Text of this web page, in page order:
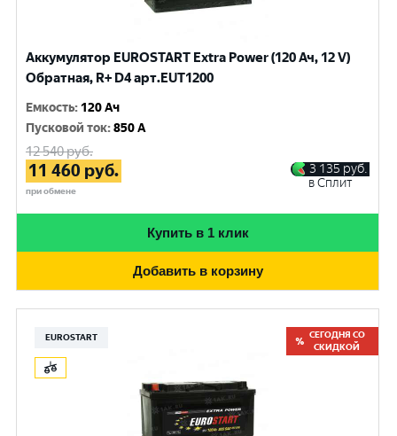
Аккумулятор EUROSTART Extra Power (120 Ач, 12 V)
Обратная, R+ D4 арт.EUT1200
Емкость: 120 Ач
Пусковой ток:850 A
12 540руб.
11 460 руб.
при обмене
3 135 руб.
в Сплит
Купить в 1 клик
Добавить в корзину
EUROSTART
СЕГОДНЯ СО
СКИДКОЙ